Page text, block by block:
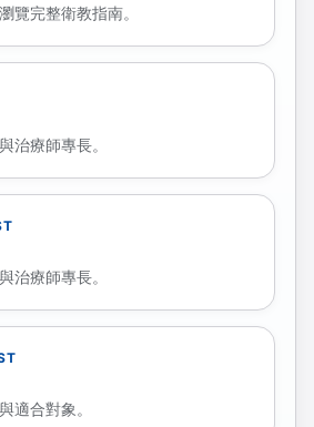
覽完整衛教指南。
治療師專長。
治療師專長。
適合對象。